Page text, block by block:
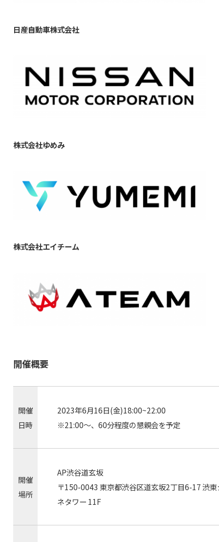
日産自動車株式会社
株式会社ゆめみ
株式会社エイチーム
開催概要
開催
日時
2023年6月16日(金)18:00~22:00
※21:00〜、60分程度の懇親会を予定
開催
場所
AP渋谷道玄坂
〒150-0043 東京都渋谷区道玄坂2丁目6-17 渋東
ネタワー 11F